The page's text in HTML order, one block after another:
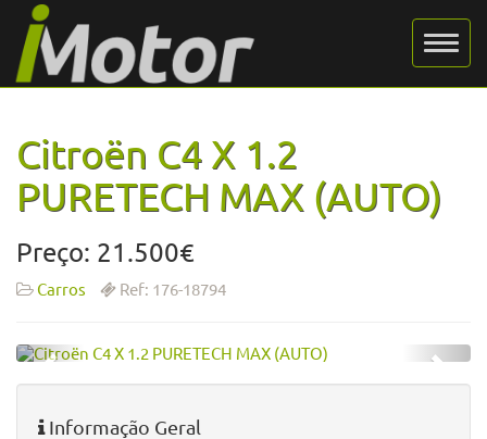
Citroën C4 X 1.2
PURETECH MAX (AUTO)
Preço: 21.500€
Carros Ref: 176-18794
Informação Geral